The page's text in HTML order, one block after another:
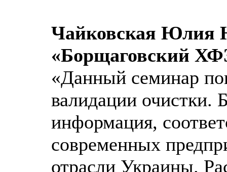
Чайковская
«Борщаговский
«Данный семинар
валидации очистки.
информация,
современных
отрасли Украины.